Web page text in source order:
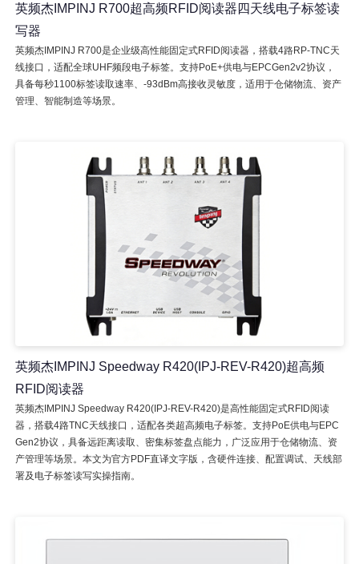
英频杰IMPINJ R700超高频RFID阅读器四天线电子标签读
写器
英频杰IMPINJ R700是企业级高性能固定式RFID阅读器，搭载4路RP-TNC天
线接口，适配全球UHF频段电子标签。支持PoE+供电与EPCGen2v2协议，
具备每秒1100标签读取速率、-93dBm高接收灵敏度，适用于仓储物流、资产
管理、智能制造等场景。
英频杰IMPINJ Speedway R420(IPJ-REV-R420)超高频
RFID阅读器
英频杰IMPINJ Speedway R420(IPJ-REV-R420)是高性能固定式RFID阅读
器，搭载4路TNC天线接口，适配各类超高频电子标签。支持PoE供电与EPC
Gen2协议，具备远距离读取、密集标签盘点能力，广泛应用于仓储物流、资
产管理等场景。本文为官方PDF直译文字版，含硬件连接、配置调试、天线部
署及电子标签读写实操指南。